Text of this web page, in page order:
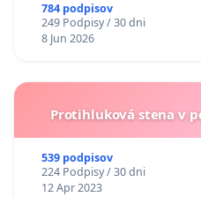
784 podpisov
249 Podpisy / 30 dni
8 Jun 2026
Protihluková stena v
539 podpisov
224 Podpisy / 30 dni
12 Apr 2023